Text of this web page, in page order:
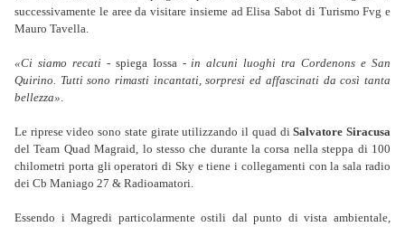
successivamente le aree da visitare insieme ad Elisa Sabot di Turismo Fvg e
Mauro Tavella.
«Ci siamo recati - spiega Iossa -in alcuni luoghi tra Cordenons e San
Quirino. Tutti sono rimasti incantati, sorpresi ed affascinati da così tanta
bellezza».
Le riprese video sono state girate utilizzando il quad diSalvatore Siracusa
del Team Quad Magraid, lo stesso che durante la corsa nella steppa di 100
chilometri porta gli operatori di Sky e tiene i collegamenti con la sala radio
dei Cb Maniago 27 & Radioamatori.
Essendo i Magredi particolarmente ostili dal punto di vista ambientale,